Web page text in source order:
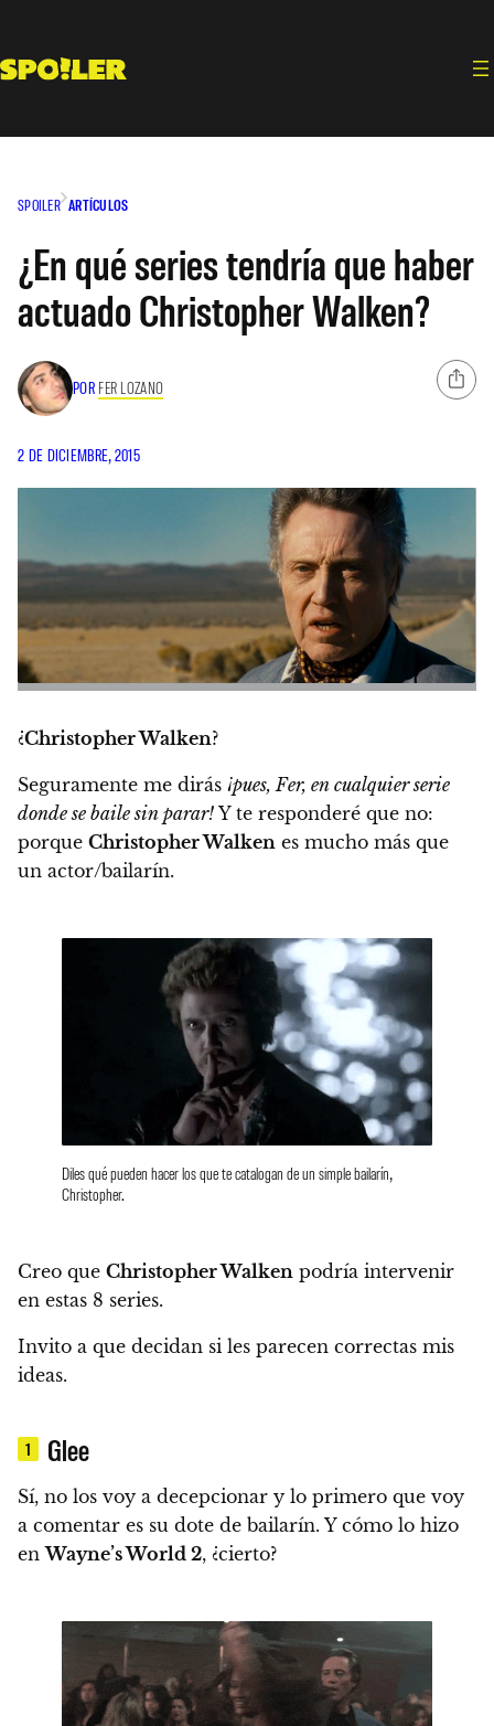
contenido
SPOILER ARTÍCULOS
¿En qué series tendría que haber
actuado Christopher Walken?
POR FER LOZANO
2 DE DICIEMBRE, 2015
¿Christopher Walken?
Seguramente me dirás ¡pues, Fer, en cualquier serie
donde se baile sin parar! Y te responderé que no:
porque Christopher Walken es mucho más que
un actor/bailarín.
Diles qué pueden hacer los que te catalogan de un simple bailarín,
Christopher.
Creo que Christopher Walken podría intervenir
en estas 8 series.
Invito a que decidan si les parecen correctas mis
ideas.
1 Glee
Sí, no los voy a decepcionar y lo primero que voy
a comentar es su dote de bailarín. Y cómo lo hizo
enWayne’s World 2, ¿cierto?